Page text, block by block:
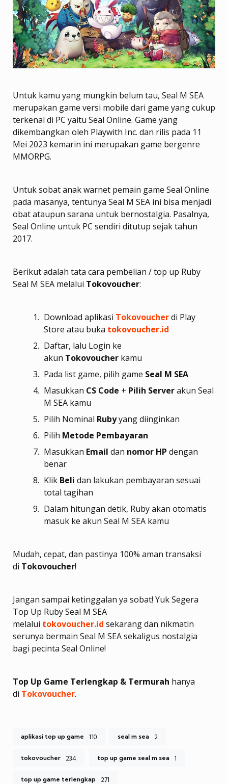
Untuk kamu yang mungkin belum tau, Seal M SEA
merupakan game versi mobile dari game yang cukup
terkenal di PC yaitu Seal Online. Game yang
dikembangkan oleh Playwith Inc. dan rilis pada 11
Mei 2023 kemarin ini merupakan game bergenre
MMORPG.
Untuk sobat anak warnet pemain game Seal Online
pada masanya, tentunya Seal M SEA ini bisa menjadi
obat ataupun sarana untuk bernostalgia. Pasalnya,
Seal Online untuk PC sendiri ditutup sejak tahun
2017.
Berikut adalah tata cara pembelian / top up Ruby
Seal M SEA melalui Tokovoucher:
Download aplikasi Tokovoucherdi Play
Store atau buka tokovoucher.id
Daftar, lalu Login ke
akun Tokovoucher kamu
Pada list game, pilih game Seal M SEA
Masukkan CS Code + Pilih Serverakun Seal
M SEA kamu
Pilih Nominal Rubyyang diinginkan
Pilih Metode Pembayaran
Masukkan Email dan nomor HP dengan
benar
Klik Beli dan lakukan pembayaran sesuai
total tagihan
Dalam hitungan detik, Ruby akan otomatis
masuk ke akun Seal M SEA kamu
Mudah, cepat, dan pastinya 100% aman transaksi
di Tokovoucher!
Jangan sampai ketinggalan ya sobat! Yuk Segera
Top Up Ruby Seal M SEA
melalui tokovoucher.id sekarang dan nikmatin
serunya bermain Seal M SEA sekaligus nostalgia
bagi pecinta Seal Online!
Top Up Game Terlengkap & Termurah hanya
di Tokovoucher.
aplikasi top up game 110 seal m sea 2
tokovoucher 234 top up game seal m sea 1
top up game terlengkap 271